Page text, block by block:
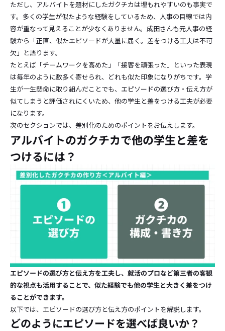
ただし、アルバイトを題材にしたガクチカは埋もれやすいのも事実で
す。多くの学生が似たような経験をしているため、人事の目線では内
容が重なって見えることが少なくありません。成田さんも元人事の経
験から「正直、似たエピソードが大量に届く。差をつける工夫は不可
欠」と語ります。
たとえば「チームワークを高めた」「接客を頑張った」といった表現
は毎年のように数多く寄せられ、どれも似た印象になりがちです。学
生が一生懸命に取り組んだことでも、エピソードの選び方・伝え方が
似てしまうと評価されにくいため、他の学生と差をつける工夫が必要
になります。
次のセクションでは、差別化のためのポイントをお伝えします。
アルバイトのガクチカで他の学生と差を
つけるには？
エピソードの選び方と伝え方を工夫し、就活のプロなど第三者の客観
的な視点も活用することで、似た経験でも他の学生と大きく差をつけ
ることができます。
以下では、エピソードの選び方と伝え方のポイントを解説します。
どのようにエピソードを選べば良いか？